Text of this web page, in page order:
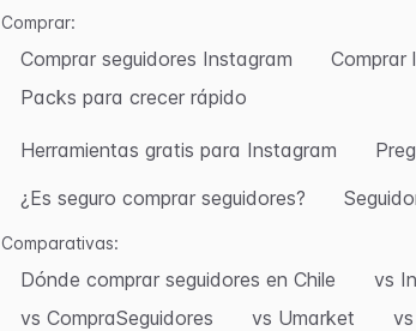
Comprar:
Comprar seguidores Instagram Comprar
Packs para crecer rápido
Herramientas gratis para Instagram
¿Es seguro comprar seguidores?
Comparativas:
Dónde comprar seguidores en Chile vs
vs CompraSeguidores
vs Umarket